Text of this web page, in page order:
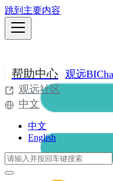
跳到主要内容
帮助中心 观远BI
观远社区
中文
中文
English